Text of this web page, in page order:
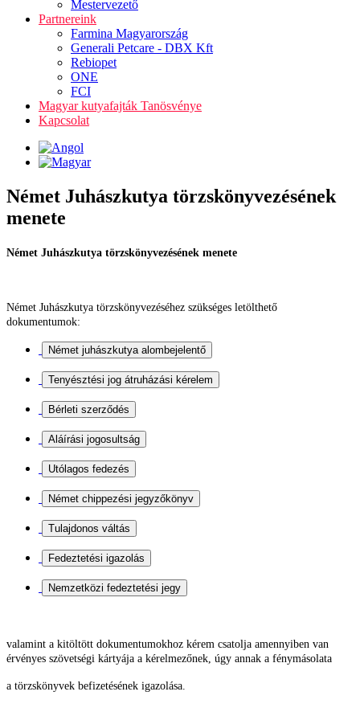
Mestervezető
Partnereink
Farmina Magyarország
Generali Petcare - DBX Kft
Rebiopet
ONE
FCI
Magyar kutyafajták Tanösvénye
Kapcsolat
Német Juhászkutya törzskönyvezésének
menete
Német Juhászkutya törzskönyvezésének menete
Német Juhászkutya törzskönyvezéséhez szükséges letölthető
dokumentumok:
valamint a kitöltött dokumentumokhoz kérem csatolja amennyiben van
érvényes szövetségi kártyája a kérelmezőnek, úgy annak a fénymásolata
a törzskönyvek befizetésének igazolása.